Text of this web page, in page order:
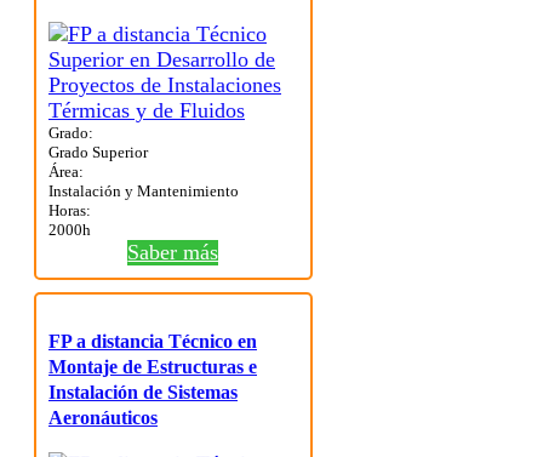
Grado:
Grado Superior
Área:
Instalación y Mantenimiento
Horas:
2000h
Saber más
FP a distancia Técnico en
Montaje de Estructuras e
Instalación de Sistemas
Aeronáuticos